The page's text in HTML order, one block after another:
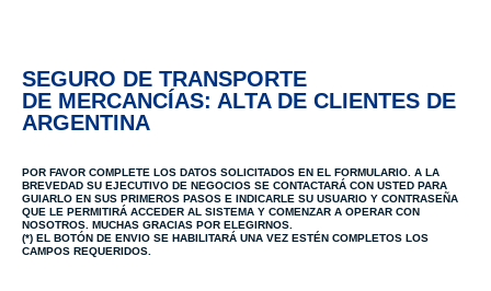
SEGURO DE TRANSPORTE
DE MERCANCÍAS: ALTA DE CLIENTES DE
ARGENTINA
POR FAVOR COMPLETE LOS DATOS SOLICITADOS EN EL FORMULARIO. A LA
BREVEDAD SU EJECUTIVO DE NEGOCIOS SE CONTACTARÁ CON USTED PARA
GUIARLO EN SUS PRIMEROS PASOS E INDICARLE SU USUARIO Y CONTRASEÑA
QUE LE PERMITIRÁ ACCEDER AL SISTEMA Y COMENZAR A OPERAR CON
NOSOTROS. MUCHAS GRACIAS POR ELEGIRNOS.
(*) EL BOTÓN DE ENVIO SE HABILITARÁ UNA VEZ ESTÉN COMPLETOS LOS
CAMPOS REQUERIDOS.